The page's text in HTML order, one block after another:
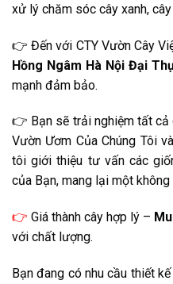
xử lý chăm sóc cây xanh,
👉 Đến với CTY Vườn Cây
Hồng Ngâm Hà NộiĐại
mạnh đảm bảo.
👉 Bạn sẽ trải nghiệm tất
Vườn Ươm Của Chúng Tôi
tôi giới thiệu tư vấn các
của Bạn, mang lại một
👉 Giá thành cây hợp lý –
với chất lượng.
Bạn đang có nhu cầu thiết